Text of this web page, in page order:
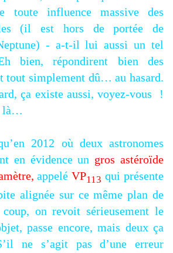
influence massive des
(il est hors de portée de
- a-t-il lui aussi un tel
bien, répondirent bien des
tout simplement dû… au hasard.
ça existe aussi, voyez-vous !
là…
où deux astronomes
en évidence un gros astéroïde
appeléVP113 qui présente
alignée sur ce même plan de
on revoit sérieusement le
passe encore, mais deux ça
ne s’agit pas d’une erreur